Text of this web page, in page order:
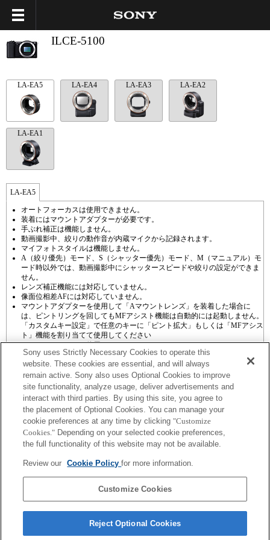
ILCE-5100
LA-EA5 LA-EA4 LA-EA3 LA-EA2
LA-EA1
LA-EA5
オートフォーカスは使用できません。
装着にはマウントアダプターが必要です。
手ぶれ補正は機能しません。
動画撮影中、絞りの動作音が内蔵マイクから記録されます。
マイフォトスタイルは機能しません。
A（絞り優先）モード、S（シャッター優先）モード、M（マニュアル）モ
ード時以外では、動画撮影中にシャッタースピードや絞りの設定ができま
せん。
レンズ補正機能には対応していません。
像面位相差AFには対応していません。
マウントアダプターを使用して「Aマウントレンズ」を装着した場合に
は、ピントリングを回してもMFアシスト機能は自動的には起動しません。
「カスタムキー設定」で任意のキーに「ピント拡大」もしくは「MFアシス
ト」機能を割り当てて使用してください
タッチシャッターは使用できません。
プレスリリース
ご利用条件
環境情報
クッキーポリシー
Sony uses Strictly Necessary Cookies to operate this
website. These cookies are essential, and will always
remain active. Sony also uses Optional Cookies to improve
site functionality, analyze usage, deliver advertisements and
interact with third parties. By using this site, you agree to
the placement of Optional Cookies. You can manage your
cookie preferences at any time by clicking "Customize
Cookies." Depending on your selected cookie preferences,
the full functionality of this website may not be available.
Review our Cookie Policyfor more information.
Customize Cookies
Reject Optional Cookies